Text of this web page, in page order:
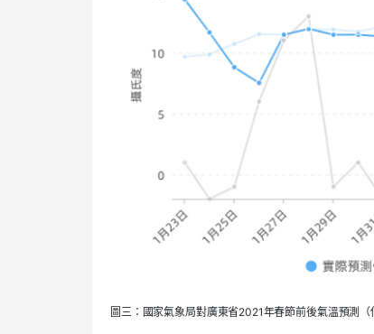
圖三：國家氣象局對廣東省2021年春節前後氣溫預測